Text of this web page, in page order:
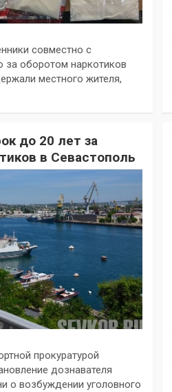
совместно с
за оборотом наркотиков
местного жителя,
до 20 лет за
в Севастополь
прокуратурой
дознавателя
о возбуждении уголовного